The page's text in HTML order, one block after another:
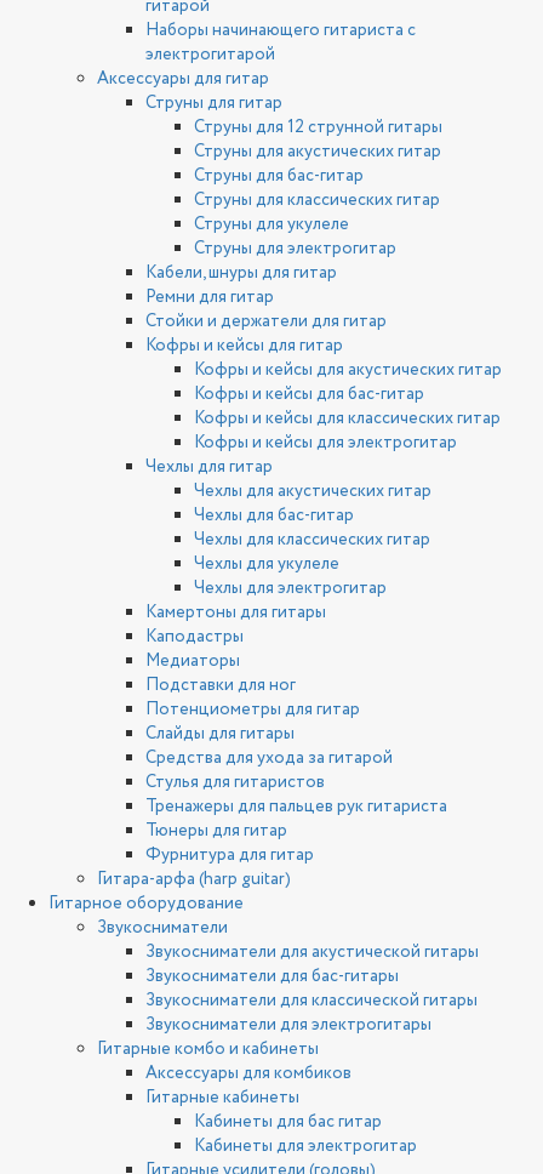
гитарой
Наборы начинающего гитариста с
электрогитарой
Аксессуары для гитар
Струны для гитар
Струны для 12 струнной гитары
Струны для акустических гитар
Струны для бас-гитар
Струны для классических гитар
Струны для укулеле
Струны для электрогитар
Кабели, шнуры для гитар
Ремни для гитар
Стойки и держатели для гитар
Кофры и кейсы для гитар
Кофры и кейсы для акустических гитар
Кофры и кейсы для бас-гитар
Кофры и кейсы для классических гитар
Кофры и кейсы для электрогитар
Чехлы для гитар
Чехлы для акустических гитар
Чехлы для бас-гитар
Чехлы для классических гитар
Чехлы для укулеле
Чехлы для электрогитар
Камертоны для гитары
Каподастры
Медиаторы
Подставки для ног
Потенциометры для гитар
Слайды для гитары
Средства для ухода за гитарой
Стулья для гитаристов
Тренажеры для пальцев рук гитариста
Тюнеры для гитар
Фурнитура для гитар
Гитара-арфа (harp guitar)
Гитарное оборудование
Звукосниматели
Звукосниматели для акустической гитары
Звукосниматели для бас-гитары
Звукосниматели для классической гитары
Звукосниматели для электрогитары
Гитарные комбо и кабинеты
Аксессуары для комбиков
Гитарные кабинеты
Кабинеты для бас гитар
Кабинеты для электрогитар